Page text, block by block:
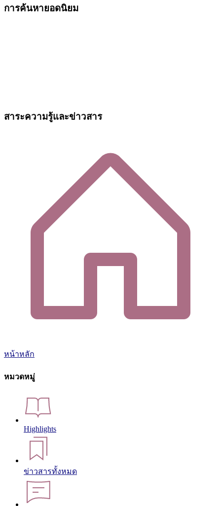
การค้นหายอดนิยม
สาระความรู้และข่าวสาร
หน้าหลัก
หมวดหมู่
Highlights
ข่าวสารทั้งหมด